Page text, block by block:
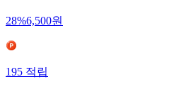
28%6,500원
195적립